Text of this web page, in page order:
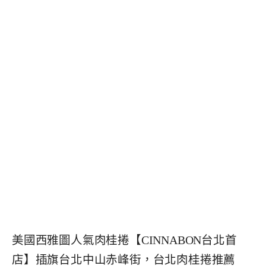
美國西雅圖人氣肉桂捲【CINNABON台北首
店】插旗台北中山赤峰街，台北肉桂捲推薦